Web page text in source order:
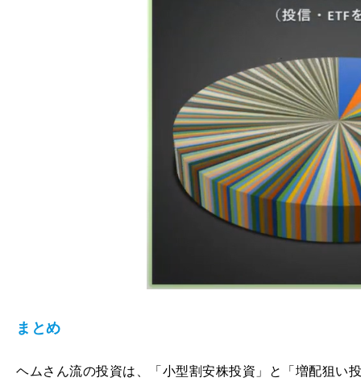
まとめ
ヘムさん流の投資は、「小型割安株投資」と「増配狙い